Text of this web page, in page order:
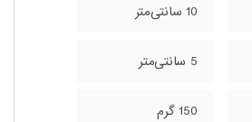
10 سانتی‌متر
5 سانتی‌متر
150 گرم